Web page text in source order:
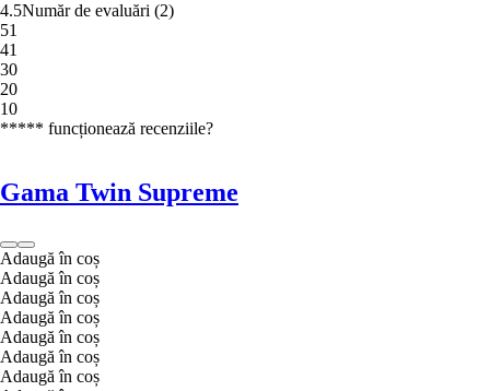
4.5Număr de evaluări (2)
51
41
30
20
10
***** funcționează recenziile?
Gama Twin Supreme
Adaugă în coș
Adaugă în coș
Adaugă în coș
Adaugă în coș
Adaugă în coș
Adaugă în coș
Adaugă în coș